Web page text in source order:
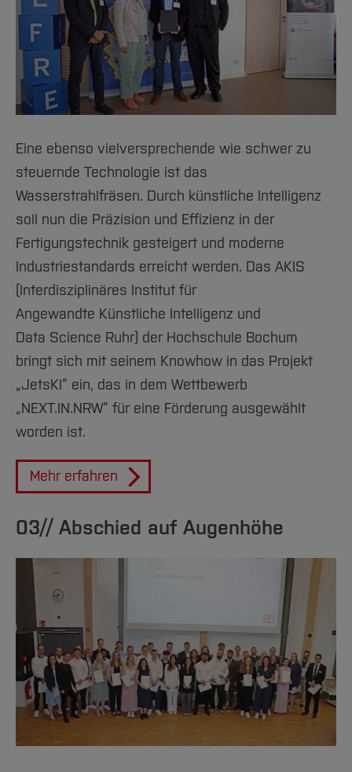
Eine ebenso vielversprechende wie schwer zu
steuernde Technologie ist das
Wasserstrahlfräsen. Durch künstliche Intelligenz
soll nun die Präzision und Effizienz in der
Fertigungstechnik gesteigert und moderne
Industriestandards erreicht werden. Das AKIS
(Interdisziplinäres Institut für
Angewandte Künstliche Intelligenz und
Data Science Ruhr) der Hochschule Bochum
bringt sich mit seinem Knowhow in das Projekt
„JetsKI“ ein, das in dem Wettbewerb
„NEXT.IN.NRW“ für eine Förderung ausgewählt
worden ist.
Mehr erfahren
03// Abschied auf Augenhöhe